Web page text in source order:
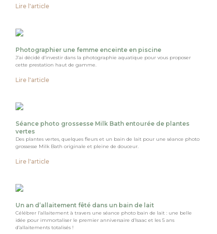
Lire l'article
Photographier une femme enceinte en piscine
J’ai décidé d’investir dans la photographie aquatique pour vous proposer
cette prestation haut de gamme.
Lire l'article
Séance photo grossesse Milk Bath entourée de plantes
vertes
Des plantes vertes, quelques fleurs et un bain de lait pour une séance photo
grossesse Milk Bath originale et pleine de douceur.
Lire l'article
Un an d’allaitement fêté dans un bain de lait
Célébrer l’allaitement à travers une séance photo bain de lait : une belle
idée pour immortaliser le premier anniversaire d’Isaac et les 5 ans
d’allaitements totalisés !